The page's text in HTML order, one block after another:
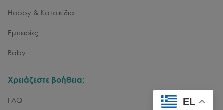
Hobby & Κατοικίδια
Εμπειρίες
Baby
Χρειάζεστε βοήθεια;
FAQ EL